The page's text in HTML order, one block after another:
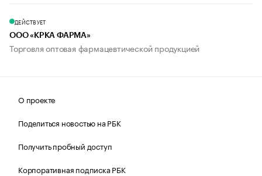
ДЕЙСТВУЕТ
ООО «КРКА ФАРМА»
Торговля оптовая фармацевтической продукцией
О проекте
Поделиться новостью на РБК
Получить пробный доступ
Корпоративная подписка РБК